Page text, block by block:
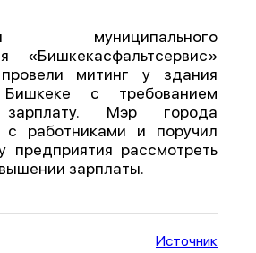
конфликты
Отчеты
публикацию
Справочник
API
муниципального
«Бишкекасфальтсервис»
митинг у здания
с требованием
зарплату. Мэр города
с работниками и поручил
предприятия рассмотреть
зарплаты.
Источник